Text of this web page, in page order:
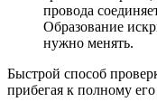
провода
Образование
нужно менять.
Быстрой способ
прибегая к полному